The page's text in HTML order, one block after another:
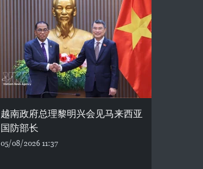
越南政府总理黎明兴会见马来西亚
国防部长
05/08/2026 11:37